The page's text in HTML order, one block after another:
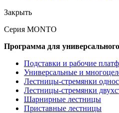
Закрыть
Серия MONTO
Программа для
Подставки и рабочие
Универсальные и
Лестницы-стремянки
Лестницы-стремянки
Шарнирные лестницы
Приставные лестницы